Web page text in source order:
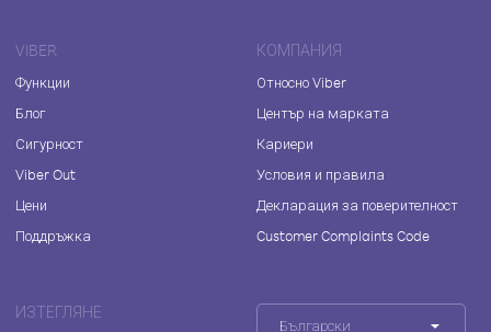
VIBER
Функции
Блог
Сигурност
Viber Out
Цени
Поддръжка
КОМПАНИЯ
Относно Viber
Център на марката
Кариери
Условия и правила
Декларация за поверителност
Customer Complaints Code
ИЗТЕГЛЯНЕ
Български